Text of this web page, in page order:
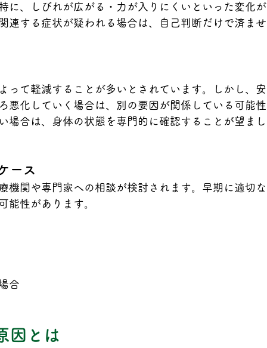
に、しびれが広がる・力が入りにくいといった変化が
連する症状が疑われる場合は、自己判断だけで済ませ
って軽減することが多いとされています。しかし、安
悪化していく場合は、別の要因が関係している可能性
場合は、身体の状態を専門的に確認することが望まし
ース
機関や専門家への相談が検討されます。早期に適切な
能性があります。
合
因とは